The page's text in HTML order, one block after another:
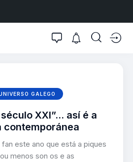
GALEGO
XXI”… así é a
contemporánea
este ano que está a piques
menos son os e as